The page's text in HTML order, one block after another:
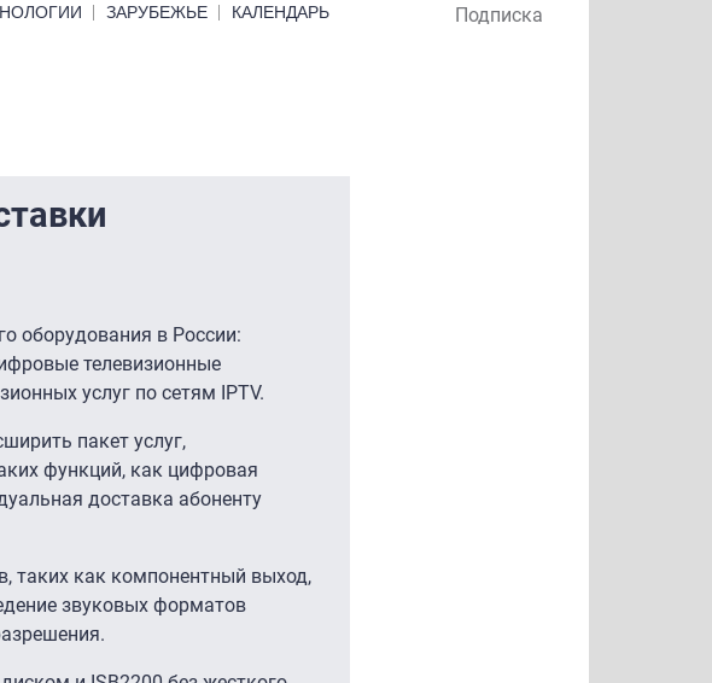
Подписка
ЗАРУБЕЖЬЕ КАЛЕНДАРЬ
оборудования в России:
телевизионные
услуг по сетям IPTV.
пакет услуг,
функций, как цифровая
доставка абоненту
таких как компонентный выход,
звуковых форматов